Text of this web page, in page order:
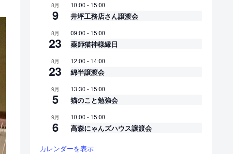
8月
9
10:00 - 15:00
井坪工務店さん譲渡会
8月
23
09:00 - 15:00
薬師猫神様縁日
8月
23
12:00 - 14:00
綿半譲渡会
9月
5
13:30 - 15:00
猫のこと勉強会
9月
6
10:00 - 15:00
高森にゃんズハウス譲渡会
カレンダーを表示